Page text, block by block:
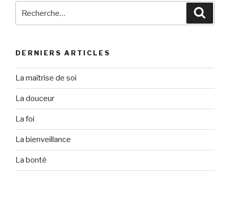
pour
DERNIERS ARTICLES
La maîtrise de soi
La douceur
La foi
La bienveillance
La bonté